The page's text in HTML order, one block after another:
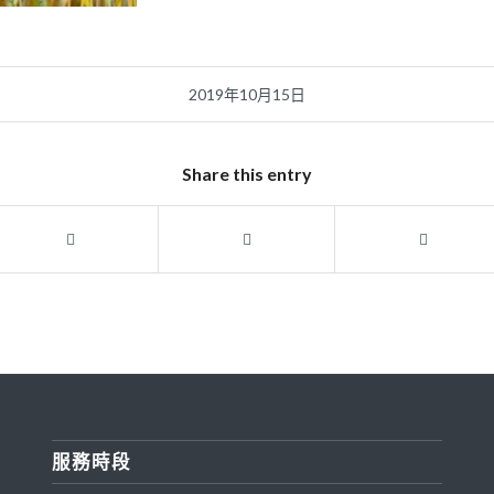
2019年10月15日
Share this entry
服務時段